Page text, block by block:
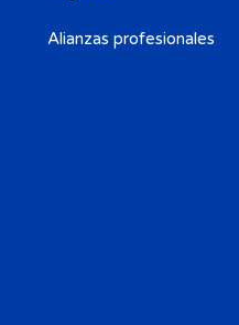
Alianzas profesionales